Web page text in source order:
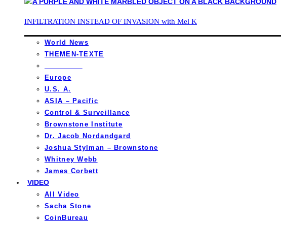
INFILTRATION INSTEAD OF INVASION with Mel K
World News
THEMEN-TEXTE
Europe
U.S. A.
ASIA – Pacific
Control & Surveillance
Brownstone Institute
Dr. Jacob Nordandgard
Joshua Stylman – Brownstone
Whitney Webb
James Corbett
VIDEO
All Video
Sacha Stone
CoinBureau